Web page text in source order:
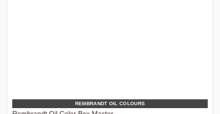
REMBRANDT OIL COLOURS